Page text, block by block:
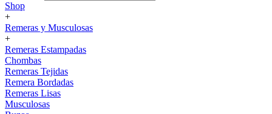
Shop
+
Remeras y Musculosas
+
Remeras Estampadas
Chombas
Remeras Tejidas
Remera Bordadas
Remeras Lisas
Musculosas